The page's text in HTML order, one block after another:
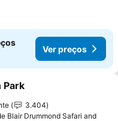
Ver preços
aos favoritos
Park
3.404
Blair Drummond Safari and